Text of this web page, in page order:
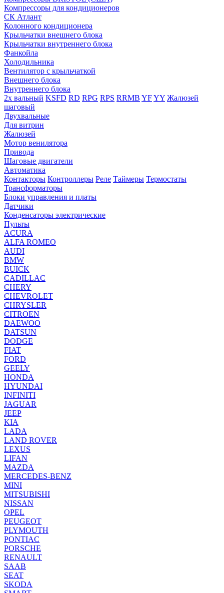
Компрессоры для кондиционеров
СК Атлант
Колонного кондиционера
Крыльчатки внешнего блока
Крыльчатки внутреннего блока
Фанкойла
Холодильника
Вентилятор с крыльчаткой
Внешнего блока
Внутреннего блока
2х вальный KSFD RD RPG RPS RRMB YFYY Жалюзей
шаговый
Двухвальные
Для витрин
Жалюзей
Мотор венилятора
Привода
Шаговые двигатели
Автоматика
Контакторы Контроллеры Реле Таймеры Термостаты
Трансформаторы
Блоки управления и платы
Датчики
Конденсаторы электрические
Пульты
ACURA
ALFA ROMEO
AUDI
BMW
BUICK
CADILLAC
CHERY
CHEVROLET
CHRYSLER
CITROEN
DAEWOO
DATSUN
DODGE
FIAT
FORD
GEELY
HONDA
HYUNDAI
INFINITI
JAGUAR
JEEP
KIA
LADA
LAND ROVER
LEXUS
LIFAN
MAZDA
MERCEDES-BENZ
MINI
MITSUBISHI
NISSAN
OPEL
PEUGEOT
PLYMOUTH
PONTIAC
PORSCHE
RENAULT
SAAB
SEAT
SKODA